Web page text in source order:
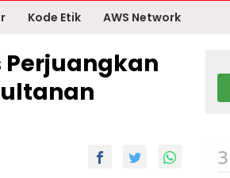
Kode Etik AWS Network
Perjuangkan